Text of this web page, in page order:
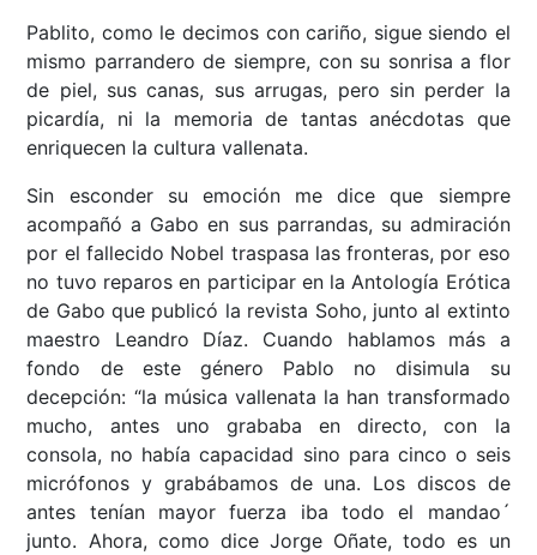
Pablito, como le decimos con cariño, sigue siendo el
mismo parrandero de siempre, con su sonrisa a flor
de piel, sus canas, sus arrugas, pero sin perder la
picardía, ni la memoria de tantas anécdotas que
enriquecen la cultura vallenata.
Sin esconder su emoción me dice que siempre
acompañó a Gabo en sus parrandas, su admiración
por el fallecido Nobel traspasa las fronteras, por eso
no tuvo reparos en participar en la Antología Erótica
de Gabo que publicó la revista Soho, junto al extinto
maestro Leandro Díaz. Cuando hablamos más a
fondo de este género Pablo no disimula su
decepción: “la música vallenata la han transformado
mucho, antes uno grababa en directo, con la
consola, no había capacidad sino para cinco o seis
micrófonos y grabábamos de una. Los discos de
antes tenían mayor fuerza iba todo el mandao´
junto. Ahora, como dice Jorge Oñate, todo es un